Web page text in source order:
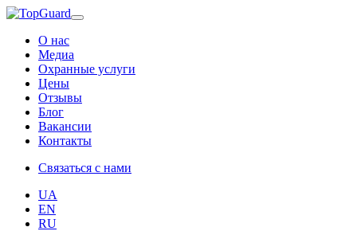
О нас
Медиа
Охранные услуги
Цены
Отзывы
Блог
Вакансии
Контакты
Связаться с нами
UA
EN
RU